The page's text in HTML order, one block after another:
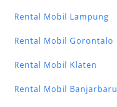
Rental Mobil Lampung
Rental Mobil Gorontalo
Rental Mobil Klaten
Rental Mobil Banjarbaru